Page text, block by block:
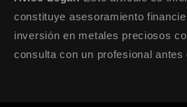
constituye asesoramiento
inversión en metales preciosos
consulta con un profesional